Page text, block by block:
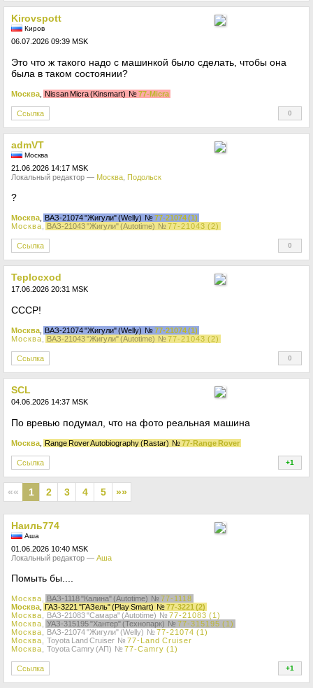
Kirovspott
Киров
06.07.2026 09:39 MSK
Это что ж такого надо с машинкой было сделать, чтобы она
была в таком состоянии?
Москва Nissan Micra (Kinsmart) №77-Micra
Ссылка
0
+0
admVT
Москва
21.06.2026 14:17 MSK
Локальный редактор — Москва Подольск
?
Москва ВАЗ-21074 "Жигули" (Welly) №77-21074 (1)
Москва
ВАЗ-21043 "Жигули" (Autotime) № 77-21043 (2)
Ссылка
0
+0
Teplocxod
17.06.2026 20:31 MSK
СССР!
Москва ВАЗ-21074 "Жигули" (Welly) №77-21074 (1)
Москва
ВАЗ-21043 "Жигули" (Autotime) № 77-21043 (2)
Ссылка
0
+0
SCL
04.06.2026 14:37 MSK
По вревью подумал, что на фото реальная машина
Москва Range Rover Autobiography (Rastar) №77-Range Rover
Ссылка
+1
+1
«« 1 2 3 4 5 »»
Наиль774
Аша
01.06.2026 10:40 MSK
Локальный редактор — Аша
Помыть бы....
Москва ВАЗ-1118 "Калина" (Autotime) № 77-1118
Москва
ГАЗ-3221 "ГАЗель" (Play Smart) №77-3221 (2)
Москва , ВАЗ-21083 "Самара" (Autotime) № 77-21083 (1)
Москва
УАЗ-315195 "Хантер" (Технопарк) № 77-315195 (1)
Москва , ВАЗ-21074 "Жигули" (Welly) № 77-21074 (1)
Москва , Toyota Land Cruiser № 77-Land Cruiser
Москва , Toyota Camry (АП) № 77-Camry (1)
Ссылка
+1
+1